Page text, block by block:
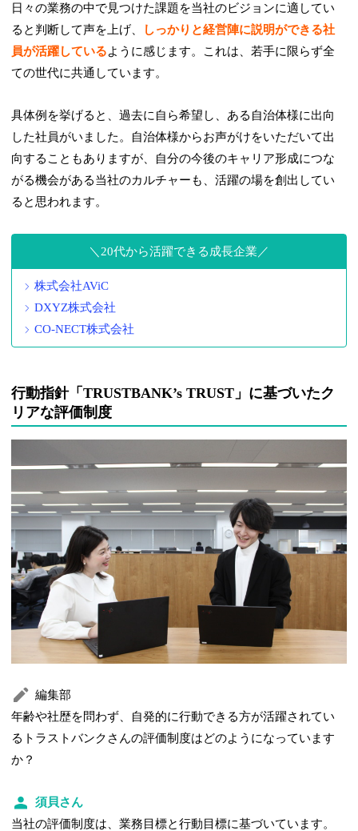
日々の業務の中で見つけた課題を当社のビジョンに適してい
ると判断して声を上げ、
しっかりと経営陣に説明ができる社
員が活躍しているように感じます。これは、若手に限らず全
ての世代に共通しています。
具体例を挙げると、過去に自ら希望し、ある自治体様に出向
した社員がいました。自治体様からお声がけをいただいて出
向することもありますが、自分の今後のキャリア形成につな
がる機会がある当社のカルチャーも、活躍の場を創出してい
ると思われます。
20代から活躍できる成長企業
株式会社AViC
DXYZ株式会社
CO-NECT株式会社
行動指針「TRUSTBANK’s TRUST」に基づいたク
リアな評価制度
編集部
年齢や社歴を問わず、自発的に行動できる方が活躍されてい
るトラストバンクさんの評価制度はどのようになっています
か？
須貝さん
当社の評価制度は、業務目標と行動目標に基づいています。